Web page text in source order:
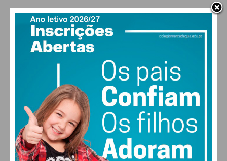
27,0k
0
Followers
577
Readers